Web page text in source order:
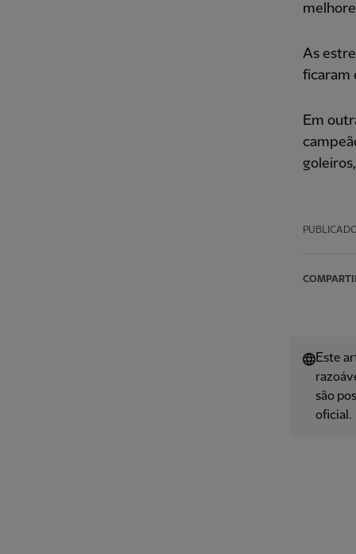
As
ficaram
Em
Este
são
oficial.